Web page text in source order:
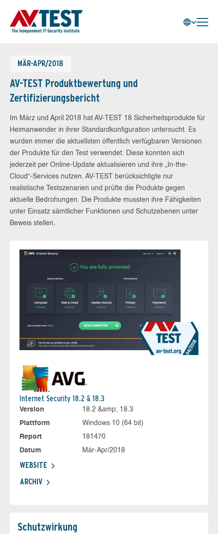
MÄR-APR/2018
AV-TEST Produktbewertung und
Zertifizierungsbericht
Im März und April 2018 hat AV-TEST 18 Sicherheitsprodukte für
Heimanwender in ihrer Standardkonfiguration untersucht. Es
wurden immer die aktuellsten öffentlich verfügbaren Versionen
der Produkte für den Test verwendet. Diese konnten sich
jederzeit per Online-Update aktualisieren und ihre „In-the-
Cloud“-Services nutzen. AV-TEST berücksichtigte nur
realistische Testszenarien und prüfte die Produkte gegen
aktuelle Bedrohungen. Die Produkte mussten ihre Fähigkeiten
unter Einsatz sämtlicher Funktionen und Schutzebenen unter
Beweis stellen.
Internet Security 18.2 & 18.3
Version
18.2 &amp; 18.3
Plattform
Windows 10 (64 bit)
Report
181470
Datum
Mär-Apr/2018
WEBSITE
ARCHIV
Schutz­wirkung